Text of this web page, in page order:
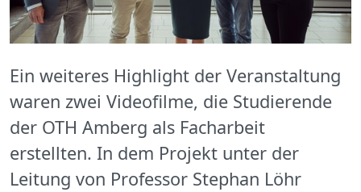
Ein weiteres Highlight der Veranstaltung
waren zwei Videofilme, die Studierende
der OTH Amberg als Facharbeit
erstellten. In dem Projekt unter der
Leitung von Professor Stephan Löhr